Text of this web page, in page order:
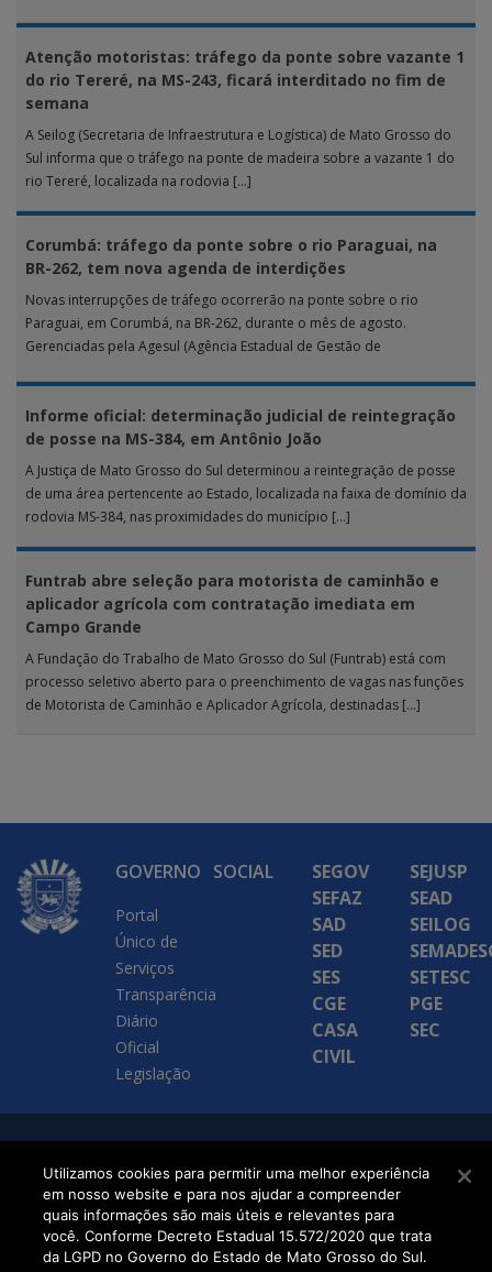
Atenção motoristas: tráfego da ponte sobre vazante 1
do rio Tereré, na MS-243, ficará interditado no fim de
semana
A Seilog (Secretaria de Infraestrutura e Logística) de Mato Grosso do
Sul informa que o tráfego na ponte de madeira sobre a vazante 1 do
rio Tereré, localizada na rodovia […]
Corumbá: tráfego da ponte sobre o rio Paraguai, na
BR-262, tem nova agenda de interdições
Novas interrupções de tráfego ocorrerão na ponte sobre o rio
Paraguai, em Corumbá, na BR-262, durante o mês de agosto.
Gerenciadas pela Agesul (Agência Estadual de Gestão de
Informe oficial: determinação judicial de reintegração
de posse na MS-384, em Antônio João
A Justiça de Mato Grosso do Sul determinou a reintegração de posse
de uma área pertencente ao Estado, localizada na faixa de domínio da
rodovia MS-384, nas proximidades do município […]
Funtrab abre seleção para motorista de caminhão e
aplicador agrícola com contratação imediata em
Campo Grande
A Fundação do Trabalho de Mato Grosso do Sul (Funtrab) está com
processo seletivo aberto para o preenchimento de vagas nas funções
de Motorista de Caminhão e Aplicador Agrícola, destinadas […]
GOVERNO
Portal
Único de
Serviços
Transparência
Diário
Oficial
Legislação
SOCIAL
SEGOV
SEFAZ
SAD
SED
SES
CGE
CASA
CIVIL
SEJUSP
SEAD
SEILOG
SETESC
PGE
SEC
Executiva de
Transformação Digital
Utilizamos cookies para permitir uma melhor experiência
em nosso website e para nos ajudar a compreender
quais informações são mais úteis e relevantes para
você. Conforme Decreto Estadual 15.572/2020 que trata
da LGPD no Governo do Estado de Mato Grosso do Sul.